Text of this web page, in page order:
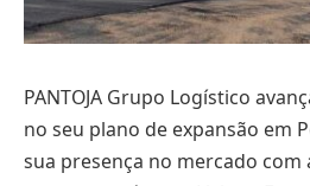
PANTOJA Grupo Logístico
no seu plano de expansão em
sua presença no mercado